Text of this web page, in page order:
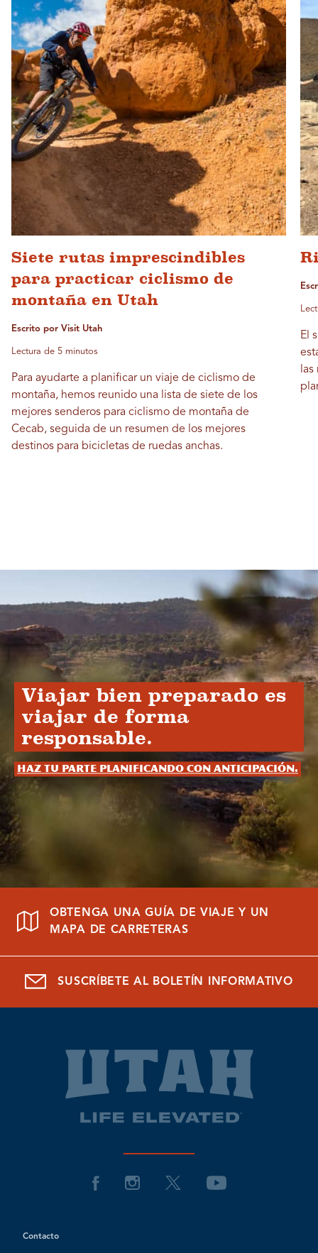
Siete rutas imprescindibles
para practicar ciclismo de
montaña en Utah
Escrito por Visit Utah
Lectura de 5 minutos
Para ayudarte a planificar un viaje de ciclismo de
montaña, hemos reunido una lista de siete de los
mejores senderos para ciclismo de montaña de
Cecab, seguida de un resumen de los mejores
destinos para bicicletas de ruedas anchas.
El
Viajar bien preparado es
viajar de forma
responsable.
Haz tu parte planificando con anticipación.
OBTENGA UNA GUÍA DE VIAJE Y UN
MAPA DE CARRETERAS
SUSCRÍBETE AL BOLETÍN INFORMATIVO
Contacto